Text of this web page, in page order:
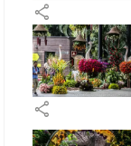
share
share